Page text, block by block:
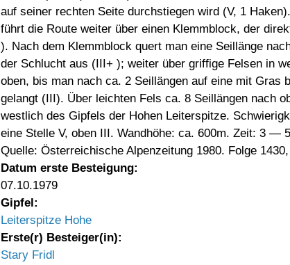
auf seiner rechten Seite durchstiegen wird (V, 1
führt die Route weiter über einen Klemmblock, der
). Nach dem Klemmblock quert man eine Seillänge
der Schlucht aus (III+ ); weiter über griffige Felsen in
oben, bis man nach ca. 2 Seillängen auf eine mit Gras
gelangt (III). Über leichten Fels ca. 8 Seillängen nach
westlich des Gipfels der Hohen Leiterspitze.
eine Stelle V, oben III. Wandhöhe: ca. 600m. Zeit: 3 —
Quelle: Österreichische Alpenzeitung 1980. Folge
Datum erste Besteigung:
07.10.1979
Gipfel:
Leiterspitze Hohe
Erste(r) Besteiger(in):
Stary Fridl